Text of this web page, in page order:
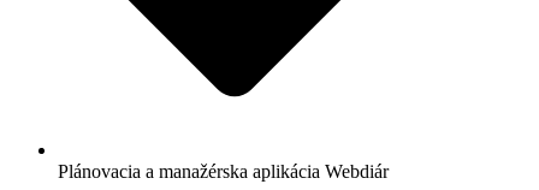
Plánovacia a manažérska aplikácia Webdiár